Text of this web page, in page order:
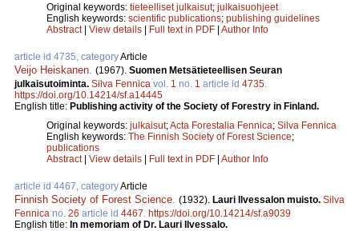
Original keywords: tieteelliset julkaisut; julkaisuohjeet
English keywords: scientific publications; publishing guidelines
Abstract| View details | Full text in PDF | Author Info
article id 4735, categoryArticle
Veijo Heiskanen (1967). Suomen Metsätieteellisen Seuran
julkaisutoiminta. Silva Fennica vol. 1 no. 1 article id 4735
https://doi.org/10.14214/sf.a14445
English title: Publishing activity of the Society of Forestry in Finland.
Original keywords: julkaisut;Acta Forestalia Fennica; Silva Fennica
English keywords: The Finnish Society of Forest Science;
publications
Abstract| View details | Full text in PDF | Author Info
article id 4467, categoryArticle
Finnish Society of Forest Science (1932). Lauri Ilvessalon muisto. Silva
Fennica no. 26 article id 4467 https://doi.org/10.14214/sf.a9039
English title: In memoriam of Dr. Lauri Ilvessalo.